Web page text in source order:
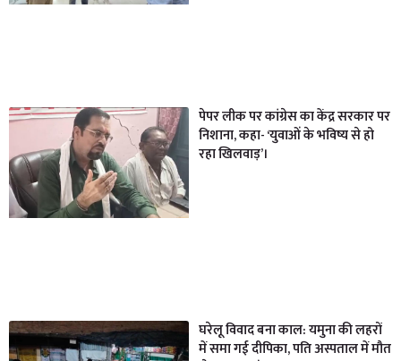
पेपर लीक पर कांग्रेस का केंद्र सरकार पर
निशाना, कहा- ‘युवाओं के भविष्य से हो
रहा खिलवाड़’।
घरेलू विवाद बना काल: यमुना की लहरों
में समा गई दीपिका, पति अस्पताल में मौत